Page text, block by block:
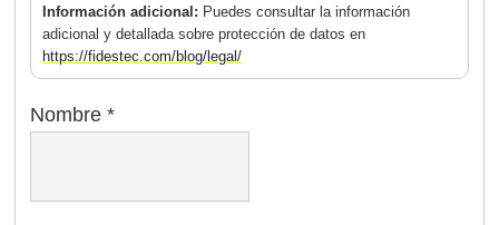
Información adicional: Puedes consultar la información
adicional y detallada sobre protección de datos en
https://fidestec.com/blog/legal/
Nombre*